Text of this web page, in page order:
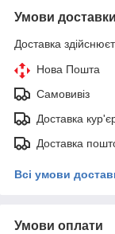
Умови доставки
Доставка
Нова Пошта
Самовивіз
Доставка
Доставка
Всі умови
Умови оплати